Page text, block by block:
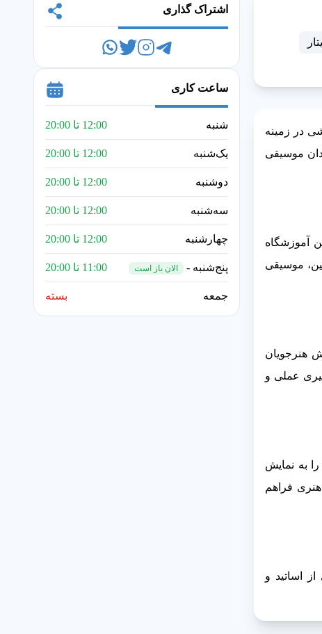
در زمینه
موسیقی
آموزشگاه
موسیقی
هنرجویان
عملی و
را به نمایش
فراهم
اساتید و
اشتراک گذاری
ساعت کاری
شنبه 12:00 تا 20:00
یک‌شنبه 12:00 تا 20:00
دوشنبه 12:00 تا 20:00
سه‌شنبه 12:00 تا 20:00
چهارشنبه 12:00 تا 20:00
پنج‌شنبه - الان باز است 11:00 تا 20:00
جمعه بسته